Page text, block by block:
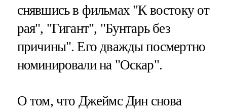
снявшись в фильмах "К востоку от
рая", "Гигант", "Бунтарь без
причины". Его дважды посмертно
номинировали на "Оскар".
О том, что Джеймс Дин снова